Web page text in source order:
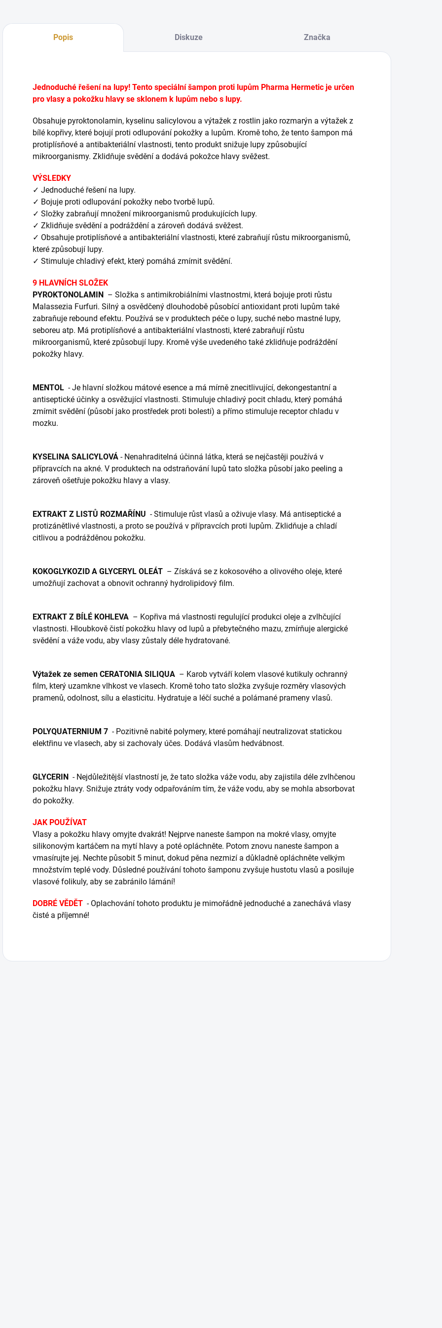
Popis Diskuze Značka
Jednoduché řešení na lupy! Tento speciální šampon proti lupům Pharma Hermetic je určen
pro vlasy a pokožku hlavy se sklonem k lupům nebo s lupy.
Obsahuje pyroktonolamin, kyselinu salicylovou a výtažek z rostlin jako rozmarýn a výtažek z
bílé kopřivy, které bojují proti odlupování pokožky a lupům. Kromě toho, že tento šampon má
protiplísňové a antibakteriální vlastnosti, tento produkt snižuje lupy způsobující
mikroorganismy. Zklidňuje svědění a dodává pokožce hlavy svěžest.
VÝSLEDKY
✓ Jednoduché řešení na lupy.
✓ Bojuje proti odlupování pokožky nebo tvorbě lupů.
✓ Složky zabraňují množení mikroorganismů produkujících lupy.
✓ Zklidňuje svědění a podráždění a zároveň dodává svěžest.
✓ Obsahuje protiplísňové a antibakteriální vlastnosti, které zabraňují růstu mikroorganismů,
které způsobují lupy.
✓ Stimuluje chladivý efekt, který pomáhá zmírnit svědění.
9 HLAVNÍCH SLOŽEK
PYROKTONOLAMIN – Složka s antimikrobiálními vlastnostmi, která bojuje proti růstu
Malassezia Furfuri. Silný a osvědčený dlouhodobě působící antioxidant proti lupům také
zabraňuje rebound efektu. Používá se v produktech péče o lupy, suché nebo mastné lupy,
seboreu atp. Má protiplísňové a antibakteriální vlastnosti, které zabraňují růstu
mikroorganismů, které způsobují lupy. Kromě výše uvedeného také zklidňuje podráždění
pokožky hlavy.
MENTOL - Je hlavní složkou mátové esence a má mírně znecitlivující, dekongestantní a
antiseptické účinky a osvěžující vlastnosti. Stimuluje chladivý pocit chladu, který pomáhá
zmírnit svědění (působí jako prostředek proti bolesti) a přímo stimuluje receptor chladu v
mozku.
KYSELINA SALICYLOVÁ - Nenahraditelná účinná látka, která se nejčastěji používá v
přípravcích na akné. V produktech na odstraňování lupů tato složka působí jako peeling a
zároveň ošetřuje pokožku hlavy a vlasy.
EXTRAKT Z LISTŮ ROZMAŘÍNU - Stimuluje růst vlasů a oživuje vlasy. Má antiseptické a
protizánětlivé vlastnosti, a proto se používá v přípravcích proti lupům. Zklidňuje a chladí
citlivou a podrážděnou pokožku.
KOKOGLYKOZID A GLYCERYL OLEÁT – Získává se z kokosového a olivového oleje, které
umožňují zachovat a obnovit ochranný hydrolipidový film.
EXTRAKT Z BÍLÉ KOHLEVA – Kopřiva má vlastnosti regulující produkci oleje a zvlhčující
vlastnosti. Hloubkově čistí pokožku hlavy od lupů a přebytečného mazu, zmírňuje alergické
svědění a váže vodu, aby vlasy zůstaly déle hydratované.
Výtažek ze semen CERATONIA SILIQUA – Karob vytváří kolem vlasové kutikuly ochranný
film, který uzamkne vlhkost ve vlasech. Kromě toho tato složka zvyšuje rozměry vlasových
pramenů, odolnost, sílu a elasticitu. Hydratuje a léčí suché a polámané prameny vlasů.
POLYQUATERNIUM 7 - Pozitivně nabité polymery, které pomáhají neutralizovat statickou
elektřinu ve vlasech, aby si zachovaly účes. Dodává vlasům hedvábnost.
GLYCERIN - Nejdůležitější vlastností je, že tato složka váže vodu, aby zajistila déle zvlhčenou
pokožku hlavy. Snižuje ztráty vody odpařováním tím, že váže vodu, aby se mohla absorbovat
do pokožky.
JAK POUŽÍVAT
Vlasy a pokožku hlavy omyjte dvakrát! Nejprve naneste šampon na mokré vlasy, omyjte
silikonovým kartáčem na mytí hlavy a poté opláchněte. Potom znovu naneste šampon a
vmasírujte jej. Nechte působit 5 minut, dokud pěna nezmizí a důkladně opláchněte velkým
množstvím teplé vody. Důsledné používání tohoto šamponu zvyšuje hustotu vlasů a posiluje
vlasové folikuly, aby se zabránilo lámání!
DOBRÉ VĚDĚT - Oplachování tohoto produktu je mimořádně jednoduché a zanechává vlasy
čisté a příjemné!